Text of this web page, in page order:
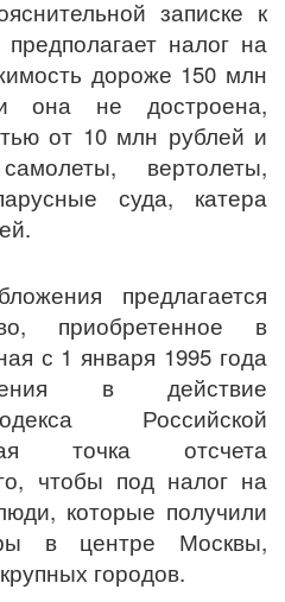
записке к
налог на
дороже 150 млн
она не достроена,
от 10 млн рублей и
вертолеты,
суда, катера
предлагается
приобретенное в
с 1 января 1995 года
в действие
Российской
точка отсчета
чтобы под налог на
которые получили
в центре Москвы,
городов.